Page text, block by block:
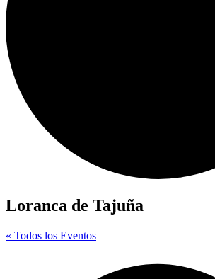
Loranca de Tajuña
« Todos los Eventos